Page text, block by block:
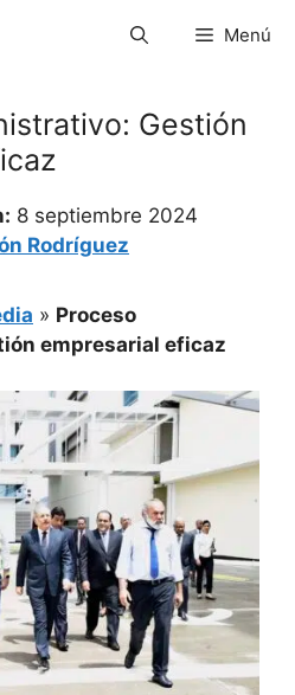
Menú
Gestión
8 septiembre 2024
Rodríguez
» Proceso
empresarial eficaz